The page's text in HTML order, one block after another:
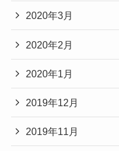
2020年3月
2020年2月
2020年1月
2019年12月
2019年11月